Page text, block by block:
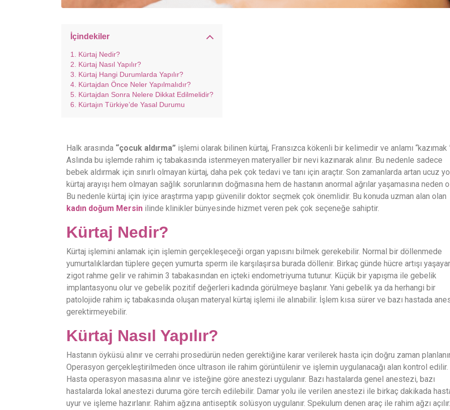
İçindekiler
Kürtaj Nedir?
Kürtaj Nasıl Yapılır?
Kürtaj Hangi Durumlarda Yapılır?
Kürtajdan Önce Neler Yapılmalıdır?
Kürtajdan Sonra Nelere Dikkat Edilmelidir?
Kürtajın Türkiye’de Yasal Durumu
Halk arasında “çocuk aldırma” işlemi olarak bilinen kürtaj, Fransızca kökenli bir kelimedir ve anlamı “kazımak
Aslında bu işlemde rahim iç tabakasında istenmeyen materyaller bir nevi kazınarak alınır. Bu nedenle sadece
bebek aldırmak için sınırlı olmayan kürtaj, daha pek çok tedavi ve tanı için araçtır. Son zamanlarda artan ucuz
kürtaj arayışı hem olmayan sağlık sorunlarının doğmasına hem de hastanın anormal ağrılar yaşamasına neden
Bu nedenle kürtaj için iyice araştırma yapıp güvenilir doktor seçmek çok önemlidir. Bu konuda uzman alan olan
kadın doğum Mersin ilinde klinikler bünyesinde hizmet veren pek çok seçeneğe sahiptir.
Kürtaj Nedir?
Kürtaj işlemini anlamak için işlemin gerçekleşeceği organ yapısını bilmek gerekebilir. Normal bir döllenmede
yumurtalıklardan tüplere geçen yumurta sperm ile karşılaşırsa burada döllenir. Birkaç günde hücre artışı
zigot rahme gelir ve rahimin 3 tabakasından en içteki endometriyuma tutunur. Küçük bir yapışma ile gebelik
implantasyonu olur ve gebelik pozitif değerleri kadında görülmeye başlanır. Yani gebelik ya da herhangi bir
patolojide rahim iç tabakasında oluşan materyal kürtaj işlemi ile alınabilir. İşlem kısa sürer ve bazı hastada
gerektirmeyebilir.
Kürtaj Nasıl Yapılır?
Hastanın öyküsü alınır ve cerrahi prosedürün neden gerektiğine karar verilerek hasta için doğru zaman
Operasyon gerçekleştirilmeden önce ultrason ile rahim görüntülenir ve işlemin uygulanacağı alan kontrol edilir.
Hasta operasyon masasına alınır ve isteğine göre anestezi uygulanır. Bazı hastalarda genel anestezi, bazı
hastalarda lokal anestezi duruma göre tercih edilebilir. Damar yolu ile verilen anestezi ile birkaç dakikada
uyur ve işleme hazırlanır. Rahim ağzına antiseptik solüsyon uygulanır. Spekulum denen araç ile rahim ağzı açılır.